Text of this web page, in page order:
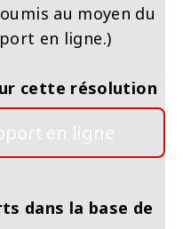
au moyen du
en ligne.)
cette résolution
en ligne
dans la base de